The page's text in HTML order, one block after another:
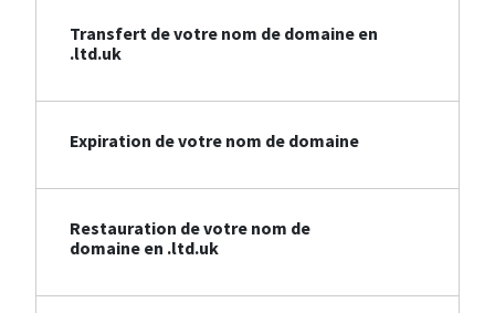
Transfert de votre nom de domaine en
.ltd.uk
Expiration de votre nom de domaine
Restauration de votre nom de
domaine en .ltd.uk